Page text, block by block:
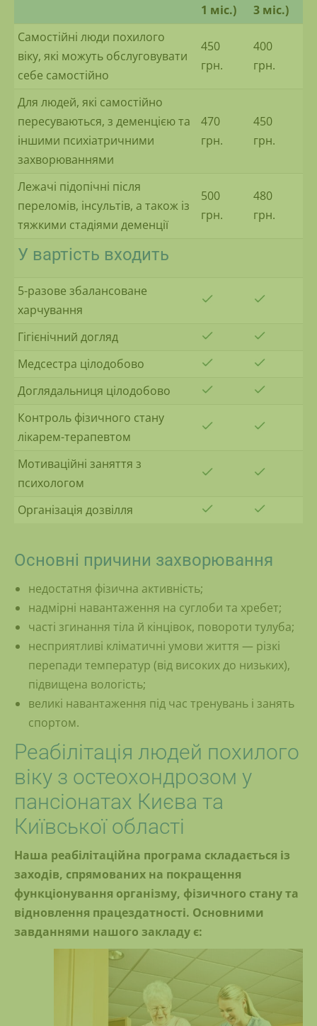
1 міс.)
3 міс.)
Самостійні люди похилого
віку, які можуть обслуговувати
себе самостійно
450
грн.
400
грн.
Для людей, які самостійно
пересуваються, з деменцією та
іншими психіатричними
захворюваннями
470
грн.
450
грн.
Лежачі підопічні після
переломів, інсультів, а також із
тяжкими стадіями деменції
500
грн.
480
грн.
У вартість входить
5-разове збалансоване
харчування
Гігієнічний догляд
Медсестра цілодобово
Доглядальниця цілодобово
Контроль фізичного стану
лікарем-терапевтом
Мотиваційні заняття з
психологом
Організація дозвілля
Основні причини захворювання
недостатня фізична активність;
надмірні навантаження на суглоби та хребет;
часті згинання тіла й кінцівок, повороти тулуба;
несприятливі кліматичні умови життя — різкі
перепади температур (від високих до низьких),
підвищена вологість;
великі навантаження під час тренувань і занять
спортом.
Реабілітація людей похилого
віку з остеохондрозом у
пансіонатах Києва та
Київської області
Наша реабілітаційна програма складається із
заходів, спрямованих на покращення
функціонування організму, фізичного стану та
відновлення працездатності. Основними
завданнями нашого закладу є: